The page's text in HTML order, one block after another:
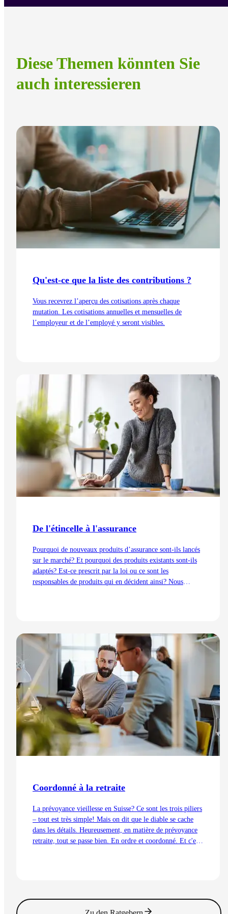
Diese Themen könnten Sie
auch interessieren
Qu'est-ce que la liste des contributions ?
Vous recevrez l’aperçu des cotisations après chaque
mutation. Les cotisations annuelles et mensuelles de
l’employeur et de l’employé y seront visibles.
Lire l'article
De l'étincelle à l'assurance
Pourquoi de nouveaux produits d’assurance sont-ils lancés
sur le marché? Et pourquoi des produits existants sont-ils
adaptés? Est-ce prescrit par la loi ou ce sont les
responsables de produits qui en décident ainsi? Nous
Lire l'article
Coordonné à la retraite
La prévoyance vieillesse en Suisse? Ce sont les trois piliers
– tout est très simple! Mais on dit que le diable se cache
dans les détails. Heureusement, en matière de prévoyance
retraite, tout se passe bien. En ordre et coordonné. Et c'est